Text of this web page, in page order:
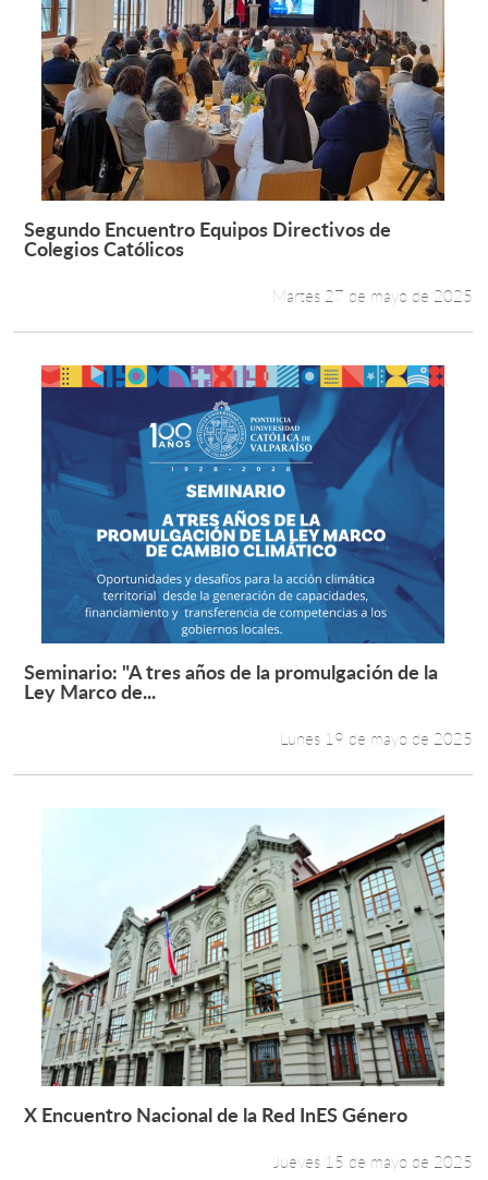
Leer más +
Segundo Encuentro Equipos Directivos de
Colegios Católicos
Martes 27 de mayo de 2025
Leer más +
Seminario: "A tres años de la promulgación de la
Ley Marco de...
Lunes 19 de mayo de 2025
Leer más +
X Encuentro Nacional de la Red InES Género
Jueves 15 de mayo de 2025